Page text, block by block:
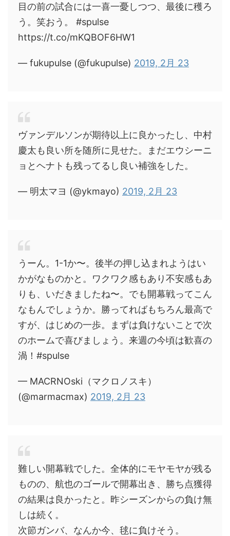
目の前の試合には一喜一憂しつつ、最後に穫ろ
う。笑おう。 #spulse
https://t.co/mKQBOF6HW1
— fukupulse (@fukupulse) 2019, 2月 23
ヴァンデルソンが期待以上に良かったし、中村
慶太も良い所を随所に見せた。まだエウシーニ
ョとヘナトも残ってるし良い補強をした。
— 明太マヨ (@ykmayo) 2019, 2月 23
うーん。1-1か〜。後半の押し込まれようはい
かがなものかと。ワクワク感もあり不安感もあ
りも、いだきましたね〜。でも開幕戦ってこん
なもんでしょうか。勝ってればもちろん最高で
すが、はじめの一歩。まずは負けないことで次
のホームで喜びましょう。来週の今頃は歓喜の
渦！#spulse
— MACRNOski（マクロノスキ）
(@marmacmax) 2019, 2月 23
難しい開幕戦でした。全体的にモヤモヤが残る
ものの、航也のゴールで開幕出き、勝ち点獲得
の結果は良かったと。昨シーズンからの負け無
しは続く。
次節ガンバ、なんか今、毬に負けそう。